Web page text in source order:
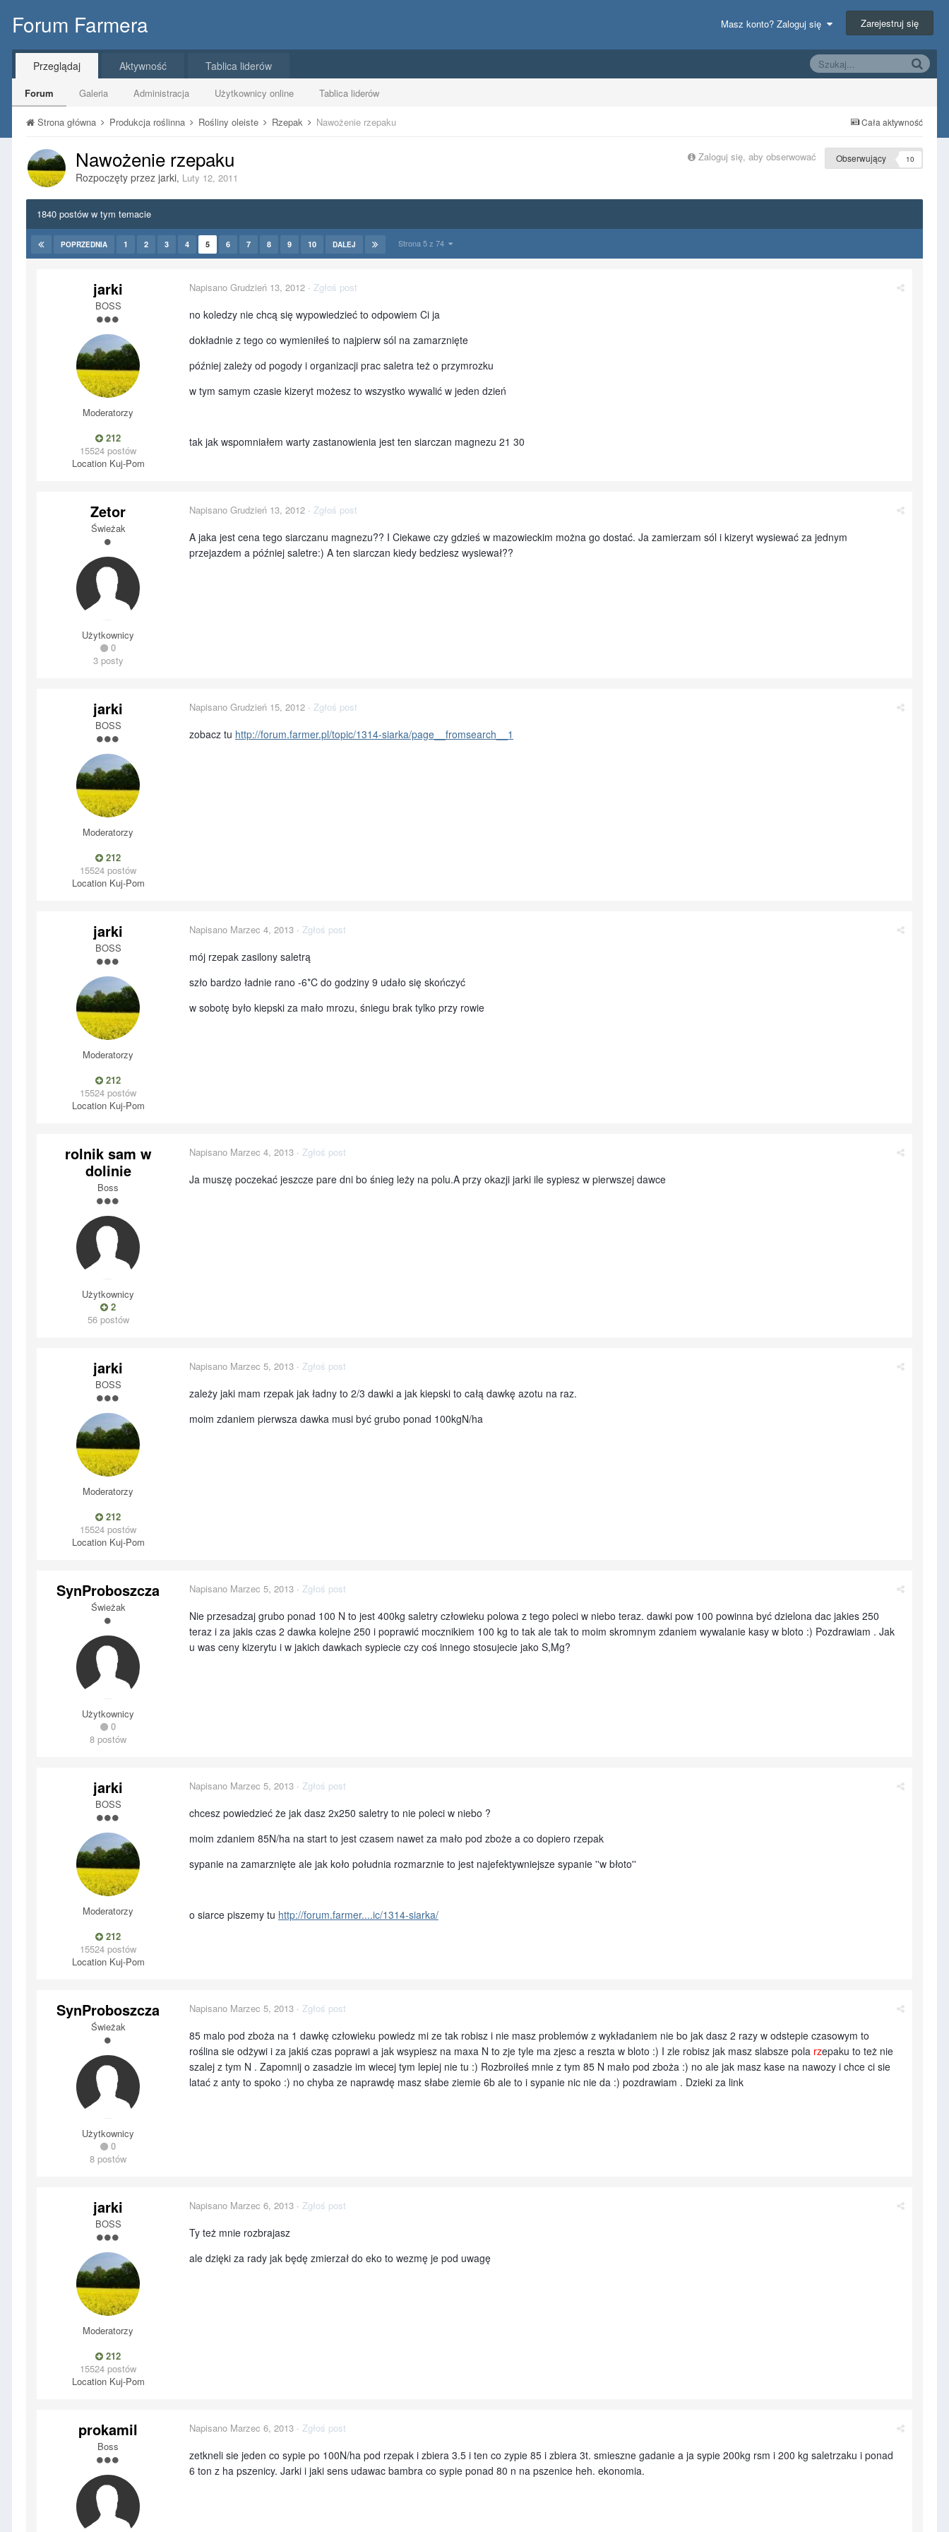
Forum Farmera Masz konto? Zaloguj się Zarejestruj się
Przeglądaj
Forum Galeria Administracja Użytkownicy online Tablica liderów
Aktywność Tablica liderów
Cała aktywność
Strona główna Produkcja roślinna Rośliny oleiste Rzepak Nawożenie rzepaku
Zaloguj się, aby obserwować Obserwujący 10
Nawożenie rzepaku
Rozpoczęty przez jarki, Luty 12, 2011
1840 postów w tym temacie
POPRZEDNIA 1 2 3 4 5 6 7 8 9 10 DALEJ Strona 5 z 74
jarki
BOSS
Moderatorzy
212
15524 postów
LocationKuj-Pom
Napisano Grudzień 13, 2012 · Zgłoś post
no koledzy nie chcą się wypowiedzieć to odpowiem Ci ja
dokładnie z tego co wymieniłeś to najpierw sól na zamarznięte
później zależy od pogody i organizacji prac saletra też o przymrozku
w tym samym czasie kizeryt możesz to wszystko wywalić w jeden dzień
tak jak wspomniałem warty zastanowienia jest ten siarczan magnezu 21 30
Zetor
Świeżak
Użytkownicy
0
3 posty
Napisano Grudzień 13, 2012 · Zgłoś post
A jaka jest cena tego siarczanu magnezu?? I Ciekawe czy gdzieś w mazowieckim można go dostać. Ja zamierzam sól i kizeryt wysiewać za jednym
przejazdem a później saletre:) A ten siarczan kiedy bedziesz wysiewał??
jarki
BOSS
Moderatorzy
212
15524 postów
LocationKuj-Pom
Napisano Grudzień 15, 2012 · Zgłoś post
zobacz tu http://forum.farmer.pl/topic/1314-siarka/page__fromsearch__1
jarki
BOSS
Moderatorzy
212
15524 postów
LocationKuj-Pom
Napisano Marzec 4, 2013 · Zgłoś post
mój rzepak zasilony saletrą
szło bardzo ładnie rano -6*C do godziny 9 udało się skończyć
w sobotę było kiepski za mało mrozu, śniegu brak tylko przy rowie
rolnik sam w
dolinie
Boss
Użytkownicy
2
56 postów
Napisano Marzec 4, 2013 · Zgłoś post
Ja muszę poczekać jeszcze pare dni bo śnieg leży na polu.A przy okazji jarki ile sypiesz w pierwszej dawce
jarki
BOSS
Moderatorzy
212
15524 postów
LocationKuj-Pom
Napisano Marzec 5, 2013 · Zgłoś post
zależy jaki mam rzepak jak ładny to 2/3 dawki a jak kiepski to całą dawkę azotu na raz.
moim zdaniem pierwsza dawka musi być grubo ponad 100kgN/ha
SynProboszcza
Świeżak
Użytkownicy
0
8 postów
Napisano Marzec 5, 2013 · Zgłoś post
Nie przesadzaj grubo ponad 100 N to jest 400kg saletry człowieku polowa z tego poleci w niebo teraz. dawki pow 100 powinna być dzielona dac jakies 250
teraz i za jakis czas 2 dawka kolejne 250 i poprawić mocznikiem 100 kg to tak ale tak to moim skromnym zdaniem wywalanie kasy w bloto :) Pozdrawiam . Jak
u was ceny kizerytu i w jakich dawkach sypiecie czy coś innego stosujecie jako S,Mg?
jarki
BOSS
Moderatorzy
212
15524 postów
LocationKuj-Pom
Napisano Marzec 5, 2013 · Zgłoś post
chcesz powiedzieć że jak dasz 2x250 saletry to nie poleci w niebo ?
moim zdaniem 85N/ha na start to jest czasem nawet za mało pod zboże a co dopiero rzepak
sypanie na zamarznięte ale jak koło południa rozmarznie to jest najefektywniejsze sypanie ''w błoto''
o siarce piszemy tu http://forum.farmer....ic/1314-siarka/
SynProboszcza
Świeżak
Użytkownicy
0
8 postów
Napisano Marzec 5, 2013 · Zgłoś post
85 malo pod zboża na 1 dawkę człowieku powiedz mi ze tak robisz i nie masz problemów z wykładaniem nie bo jak dasz 2 razy w odstepie czasowym to
roślina sie odżywi i za jakiś czas poprawi a jak wsypiesz na maxa N to zje tyle ma zjesc a reszta w bloto :) I zle robisz jak masz slabsze pola rzepaku to też nie
szalej z tym N . Zapomnij o zasadzie im wiecej tym lepiej nie tu :) Rozbroiłeś mnie z tym 85 N mało pod zboża :) no ale jak masz kase na nawozy i chce ci sie
latać z anty to spoko :) no chyba ze naprawdę masz słabe ziemie 6b ale to i sypanie nic nie da :) pozdrawiam . Dzieki za link
jarki
BOSS
Moderatorzy
212
15524 postów
LocationKuj-Pom
Napisano Marzec 6, 2013 · Zgłoś post
Ty też mnie rozbrajasz
ale dzięki za rady jak będę zmierzał do eko to wezmę je pod uwagę
prokamil
Boss
Napisano Marzec 6, 2013 · Zgłoś post
zetkneli sie jeden co sypie po 100N/ha pod rzepak i zbiera 3.5 i ten co zypie 85 i zbiera 3t. smieszne gadanie a ja sypie 200kg rsm i 200 kg saletrzaku i ponad
6 ton z ha pszenicy. Jarki i jaki sens udawac bambra co sypie ponad 80 n na pszenice heh. ekonomia.